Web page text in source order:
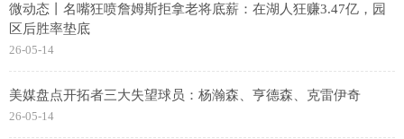
微动态丨名嘴狂喷詹姆斯拒拿老将底薪：在湖人狂赚3.47亿，园
区后胜率垫底
26-05-14
美媒盘点开拓者三大失望球员：杨瀚森、亨德森、克雷伊奇
26-05-14